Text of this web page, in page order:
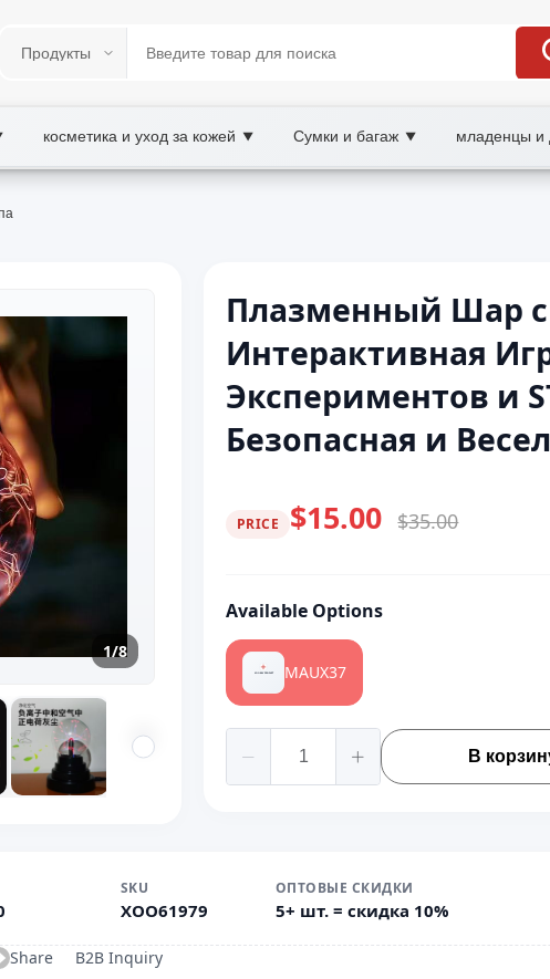
косметика и уход за кожей ▼ Сумки и багаж ▼ младенцы и
1/8
Плазменный Шар с
Интерактивная
Экспериментов и
Безопасная и
PRICE $15.00 $35.00
Available Options
MAUX37
В
SKU
XOO61979
ОПТОВЫЕ СКИДКИ
5+ шт. = скидка 10%
Share B2B Inquiry